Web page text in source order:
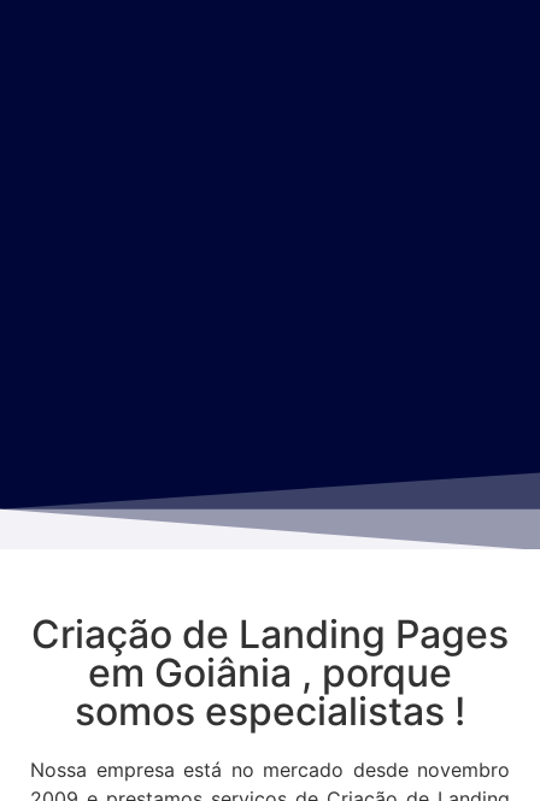
Criação de Landing Pages
em Goiânia , porque
somos especialistas !
Nossa empresa está no mercado desde novembro